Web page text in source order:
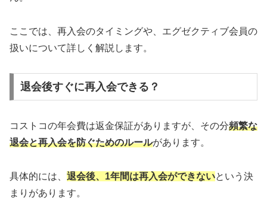
ここでは、再入会のタイミングや、エグゼクティブ会員の
扱いについて詳しく解説します。
退会後すぐに再入会できる？
コストコの年会費は返金保証がありますが、その分頻繁な
退会と再入会を防ぐためのルールがあります。
具体的には、 退会後、1年間は再入会ができないという決
まりがあります。